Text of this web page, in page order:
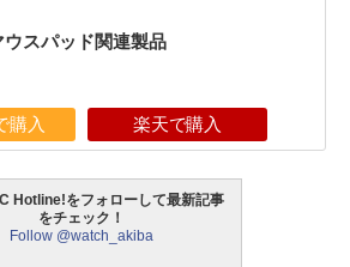
ウスパッド関連製品
購入 楽天で購入
Hotline!をフォローして最新記事
をチェック！
Follow @watch_akiba